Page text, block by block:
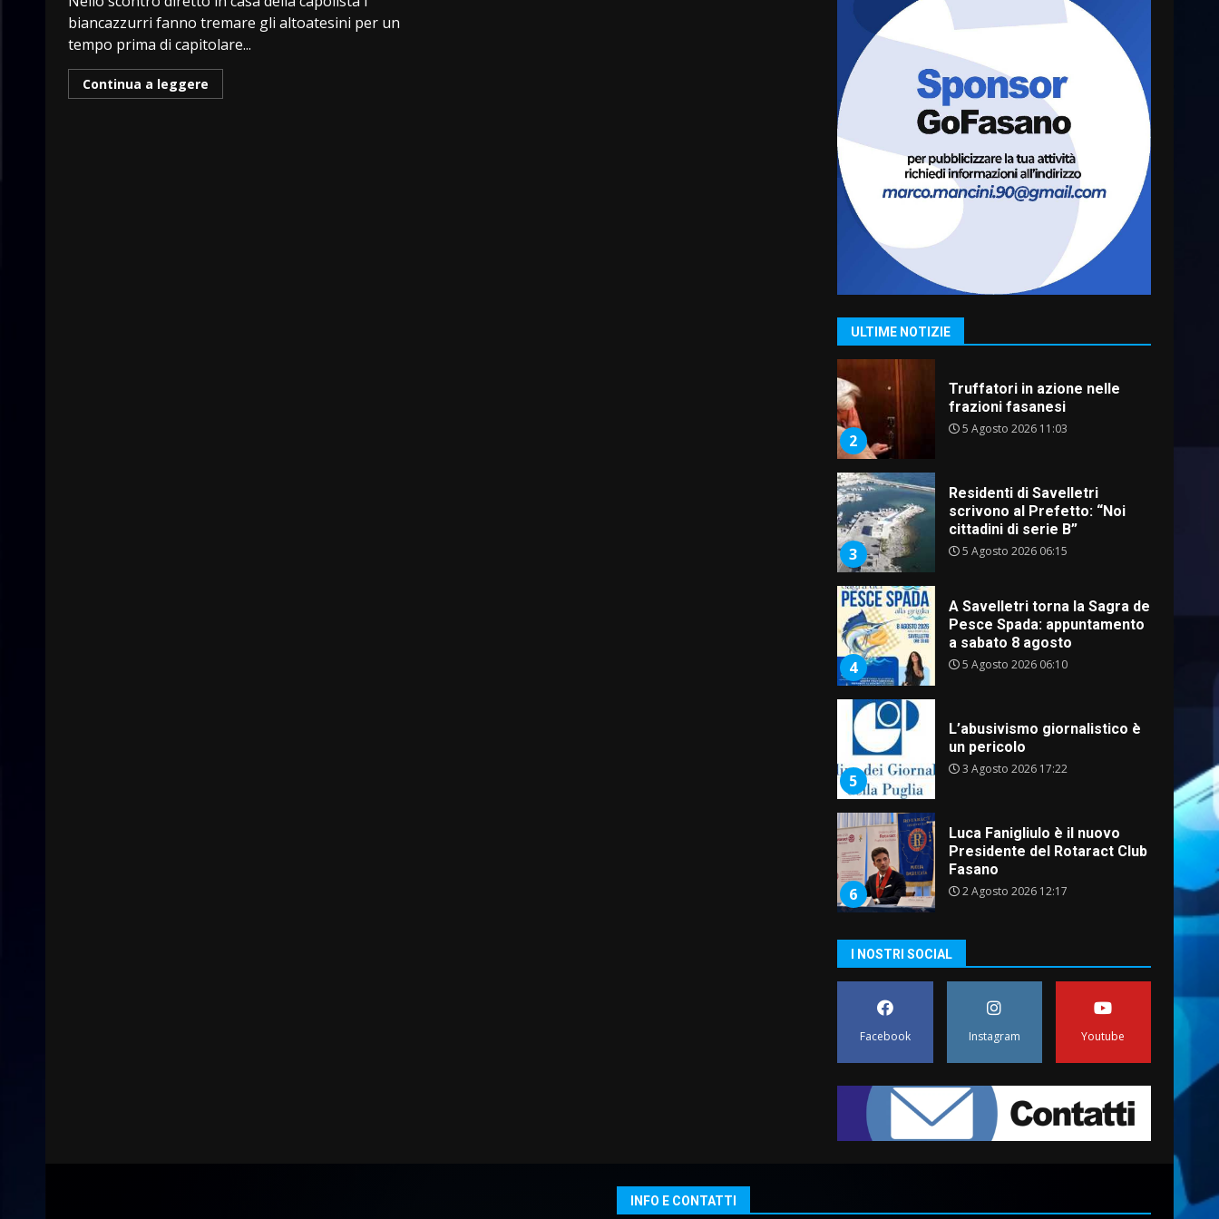
biancazzurri fanno tremare gli altoatesini per un
tempo prima di capitolare...
Continua a leggere
ULTIME NOTIZIE
Luca Fanigliulo è il nuovo
Presidente del Rotaract Club
Fasano
2 Agosto 2026 12:17
7
Il Premio Internazionale
Fajano torna a Savelletri
2 Agosto 2026 06:05
1
Serie D, l’Us Fasano è
escluso dal campionato
5 Agosto 2026 17:30
2
Truffatori in azione nelle
frazioni fasanesi
5 Agosto 2026 11:03
3
Residenti di Savelletri
scrivono al Prefetto: “Noi
cittadini di serie B”
5 Agosto 2026 06:15
4
A Savelletri torna la Sagra del
Pesce Spada: appuntamento
a sabato 8 agosto
5 Agosto 2026 06:10
5
L’abusivismo giornalistico è
un pericolo
3 Agosto 2026 17:22
6
Luca Fanigliulo è il nuovo
Presidente del Rotaract Club
Fasano
2 Agosto 2026 12:17
Il Premio Internazionale
escluso dal campionato
5 Agosto 2026 17:30
I NOSTRI SOCIAL
Facebook Instagram Youtube
INFO E CONTATTI